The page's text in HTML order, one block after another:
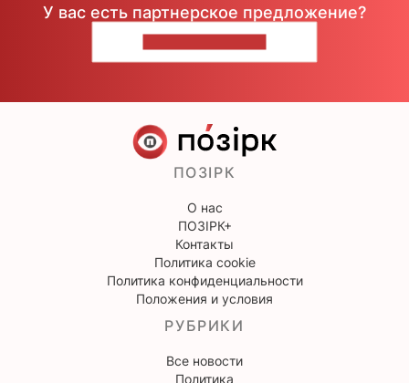
У вас есть партнерское предложение?
ПОЗІРК
О нас
ПОЗІРК+
Контакты
Политика cookie
Политика конфиденциальности
Положения и условия
РУБРИКИ
Все новости
Политика